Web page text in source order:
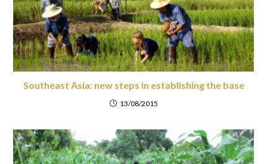
Southeast Asia: new steps in establishing the base
13/08/2015